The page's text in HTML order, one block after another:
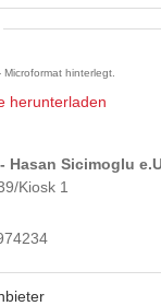
Microformat hinterlegt.
herunterladen
Hasan Sicimoglu
Kiosk 1